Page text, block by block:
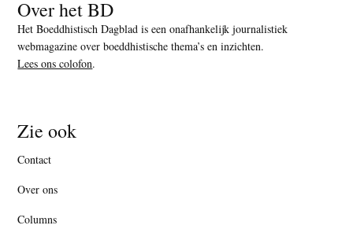
Over het BD
Het Boeddhistisch Dagblad is een onafhankelijk journalistiek
webmagazine over boeddhistische thema’s en inzichten.
Lees ons colofon.
Zie ook
Contact
Over ons
Columns